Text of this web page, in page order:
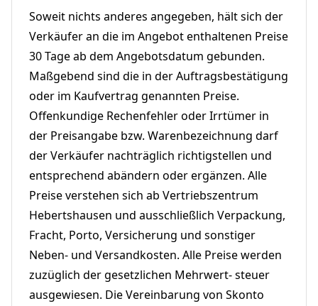
Soweit nichts anderes angegeben, hält sich der
Verkäufer an die im Angebot enthaltenen Preise
30 Tage ab dem Angebotsdatum gebunden.
Maßgebend sind die in der Auftragsbestätigung
oder im Kaufvertrag genannten Preise.
Offenkundige Rechenfehler oder Irrtümer in
der Preisangabe bzw. Warenbezeichnung darf
der Verkäufer nachträglich richtigstellen und
entsprechend abändern oder ergänzen. Alle
Preise verstehen sich ab Vertriebszentrum
Hebertshausen und ausschließlich Verpackung,
Fracht, Porto, Versicherung und sonstiger
Neben- und Versandkosten. Alle Preise werden
zuzüglich der gesetzlichen Mehrwert- steuer
ausgewiesen. Die Vereinbarung von Skonto